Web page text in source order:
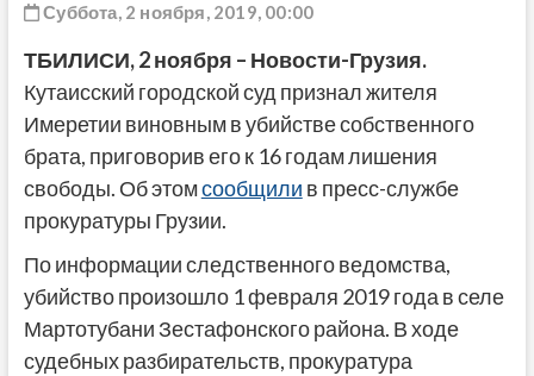
Суббота, 2 ноября, 2019, 00:00
ТБИЛИСИ, 2 ноября – Новости-Грузия.
Кутаисский городской суд признал жителя
Имеретии виновным в убийстве собственного
брата, приговорив его к 16 годам лишения
свободы. Об этомсообщили в пресс-службе
прокуратуры Грузии.
По информации следственного ведомства,
убийство произошло 1 февраля 2019 года в селе
Мартотубани Зестафонского района. В ходе
судебных разбирательств, прокуратура